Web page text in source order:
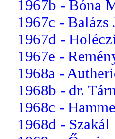
1967b - Bóna
1967c - Balázs
1967d -
1967e -
1968a -
1968b - dr.
1968c -
1968d - Szakál